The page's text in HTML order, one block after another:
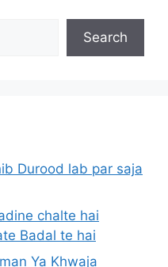
Search
Durood lab par saja
chalte hai
Badal te hai
Ya Khwaja